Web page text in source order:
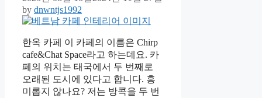
by dnwntjs1992
한옥 카페 이 카페의 이름은 Chirp
cafe&Chat Space라고 하는데요. 카
페의 위치는 태국에서 두 번째로
오래된 도시에 있다고 합니다. 흥
미롭지 않나요? 저는 방콕을 두 번